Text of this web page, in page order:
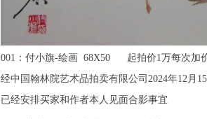
001：付小旗-绘画 68X50 起拍价1万每次
经中国翰林院艺术品拍卖有限公司2024年12月
已经安排买家和作者本人见面合影事宜